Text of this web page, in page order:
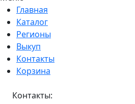
Главная
Каталог
Регионы
Выкуп
Контакты
Корзина
Контакты: